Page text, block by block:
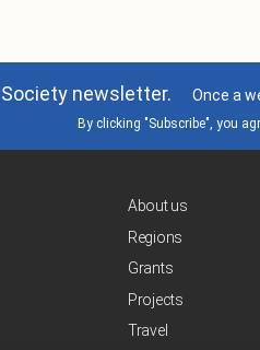
newsletter. Once a
By clicking "Subscribe", you
About us
Regions
Grants
Projects
Travel